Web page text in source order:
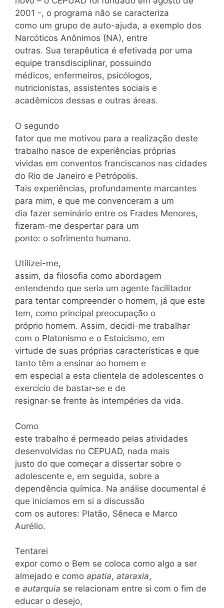
2001 -, o programa não se caracteriza
como um grupo de auto-ajuda, a exemplo dos
Narcóticos Anônimos (NA), entre
outras. Sua terapêutica é efetivada por uma
equipe transdisciplinar, possuindo
médicos, enfermeiros, psicólogos,
nutricionistas, assistentes sociais e
acadêmicos dessas e outras áreas.
O segundo
fator que me motivou para a realização deste
trabalho nasce de experiências próprias
vividas em conventos franciscanos nas cidades
do Rio de Janeiro e Petrópolis.
Tais experiências, profundamente marcantes
para mim, e que me convenceram a um
dia fazer seminário entre os Frades Menores,
fizeram-me despertar para um
ponto: o sofrimento humano.
Utilizei-me,
assim, da filosofia como abordagem
entendendo que seria um agente facilitador
para tentar compreender o homem, já que este
tem, como principal preocupação o
próprio homem. Assim, decidi-me trabalhar
com o Platonismo e o Estoicismo, em
virtude de suas próprias características e que
tanto têm a ensinar ao homem e
em especial a esta clientela de adolescentes o
exercício de bastar-se e de
resignar-se frente às intempéries da vida.
Como
este trabalho é permeado pelas atividades
desenvolvidas no CEPUAD, nada mais
justo do que começar a dissertar sobre o
adolescente e, em seguida, sobre a
dependência química. Na análise documental é
que iniciamos em si a discussão
com os autores: Platão, Sêneca e Marco
Aurélio.
Tentarei
expor como o Bem se coloca como algo a ser
almejado e como apatia, ataraxia,
e autarquia se relacionam entre si com o fim de
educar o desejo,